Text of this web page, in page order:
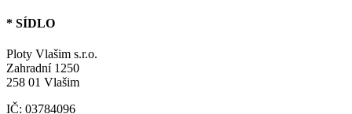
* SÍDLO
Ploty Vlašim s.r.o.
Zahradní 1250
258 01 Vlašim
IČ: 03784096